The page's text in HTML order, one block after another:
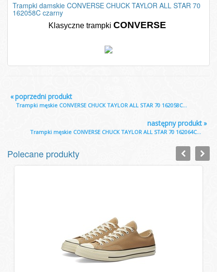
Trampki damskie CONVERSE CHUCK TAYLOR ALL STAR 70
162058C czarny
Klasyczne trampki CONVERSE
«poprzedni produkt
Trampki męskie CONVERSE CHUCK TAYLOR ALL STAR 70 162058C...
»
następny produkt
Trampki męskie CONVERSE CHUCK TAYLOR ALL STAR 70 162064C...
Polecane produkty